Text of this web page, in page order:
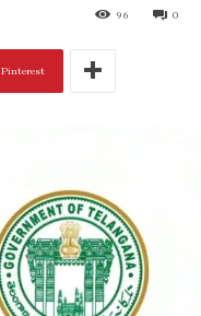
0
96
Pinterest